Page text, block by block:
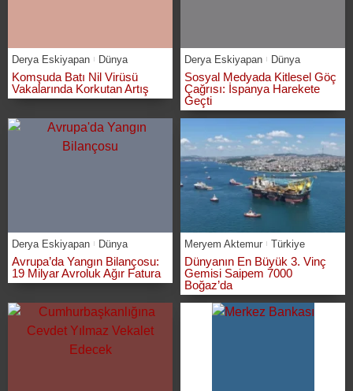
Derya Eskiyapan Dünya
Komşuda Batı Nil Virüsü
Vakalarında Korkutan Artış
Derya Eskiyapan Dünya
Sosyal Medyada Kitlesel Göç
Çağrısı: İspanya Harekete
Geçti
Derya Eskiyapan Dünya
Avrupa’da Yangın Bilançosu:
19 Milyar Avroluk Ağır Fatura
Meryem Aktemur Türkiye
Dünyanın En Büyük 3. Vinç
Gemisi Saipem 7000
Boğaz’da